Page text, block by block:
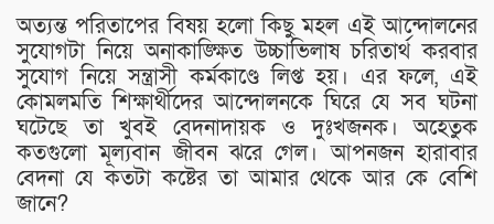
অত্যন্ত পরিতাপের বিষয় হলো কিছু মহল এই আন্দোলনের
সুযোগটা নিয়ে অনাকাঙ্ক্ষিত উচ্চাভিলাষ চরিতার্থ করবার
সুযোগ নিয়ে সন্ত্রাসী কর্মকাণ্ডে লিপ্ত হয়। এর ফলে, এই
কোমলমতি শিক্ষার্থীদের আন্দোলনকে ঘিরে যে সব ঘটনা
ঘটেছে তা খুবই বেদনাদায়ক ও দুঃখজনক। অহেতুক
কতগুলো মূল্যবান জীবন ঝরে গেল। আপনজন হারাবার
বেদনা যে কতটা কষ্টের তা আমার থেকে আর কে বেশি
জানে?